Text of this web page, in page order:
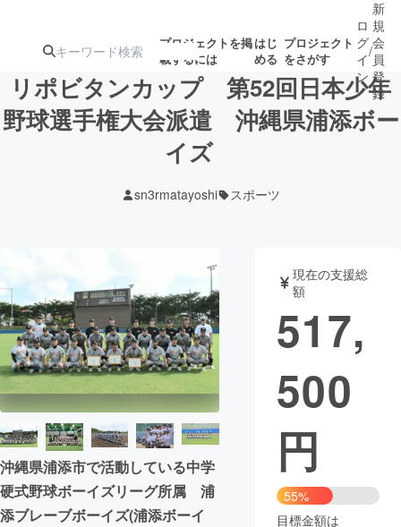
プロジェクトを掲
載するには
はじ
める
プロジェクト
をさがす
注目の新着プロ
テクノロジー・ガジェット
映像・映画 書籍・雑誌
ビジネス・起業 チャレンジ
まちづくり・地域活性化
CAMPFIRE for Social Good
CAMPFIRE Creation
CAMPFIREふるさと納税
コミュニティ
ロ
グ
イ
ン
/
新
規
会
員
登
録
リポビタンカップ 第52回日本少年
野球選手権大会派遣 沖縄県浦添ボー
イズ
sn3rmatayoshi スポーツ
沖縄県浦添市で活動している中学
硬式野球ボーイズリーグ所属 浦
添ブレーブボーイズ(浦添ボーイ
現在の支援総
額
517,
500
円
55%
目標金額は